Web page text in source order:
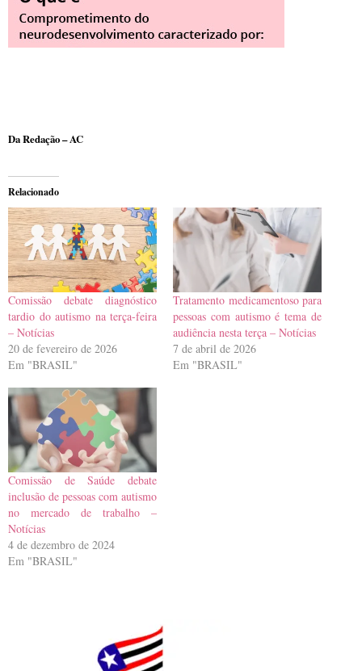
Da Redação – AC
Relacionado
Comissão debate diagnóstico
tardio do autismo na terça-feira
– Notícias
20 de fevereiro de 2026
Em "BRASIL"
Tratamento medicamentoso para
pessoas com autismo é tema de
audiência nesta terça – Notícias
7 de abril de 2026
Em "BRASIL"
Comissão de Saúde debate
inclusão de pessoas com autismo
no mercado de trabalho –
Notícias
4 de dezembro de 2024
Em "BRASIL"